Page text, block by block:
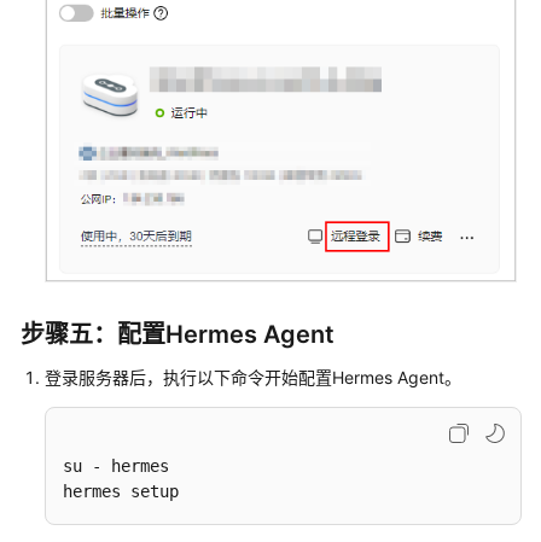
步骤五：配置Hermes Agent
登录服务器后，执行以下命令开始配置Hermes Agent。
su - hermes
hermes setup